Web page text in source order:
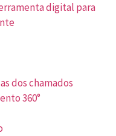
digital para
dos chamados
360°